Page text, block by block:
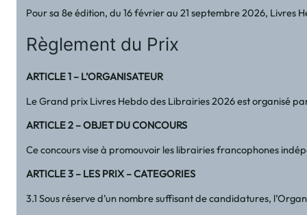
Pour sa 8e édition, du 16 février au 21 septembre 2026,
Règlement du Prix
ARTICLE 1 – L’ORGANISATEUR
Le Grand prix Livres Hebdo des Librairies 2026 est organisé
ARTICLE 2 – OBJET DU CONCOURS
Ce concours vise à promouvoir les librairies francophones
ARTICLE 3 – LES PRIX – CATEGORIES
3.1 Sous réserve d’un nombre suffisant de candidatures,